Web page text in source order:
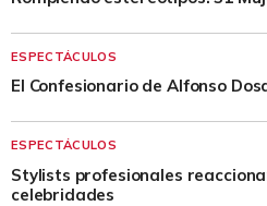
ESPECTÁCULOS
El Confesionario de Alfonso
ESPECTÁCULOS
Stylists profesionales
celebridades